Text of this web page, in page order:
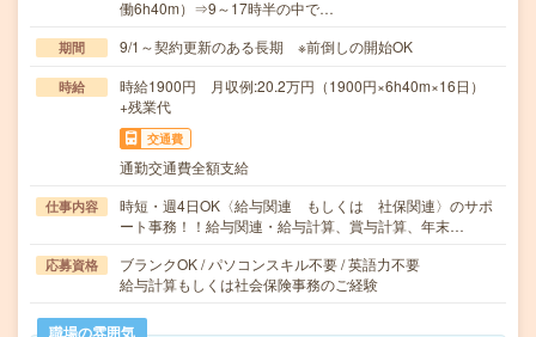
働6h40m）⇒9～17時半の中で…
期間 9/1～契約更新のある長期 ※前倒しの開始OK
時給
時給1900円 月収例:20.2万円（1900円×6h40m×16日）
+残業代
交通費
通勤交通費全額支給
仕事内容
時短・週4日OK〈給与関連 もしくは 社保関連〉のサポ
ート事務！！給与関連・給与計算、賞与計算、年末…
応募資格
ブランクOK / パソコンスキル不要 / 英語力不要
給与計算もしくは社会保険事務のご経験
職場の雰囲気